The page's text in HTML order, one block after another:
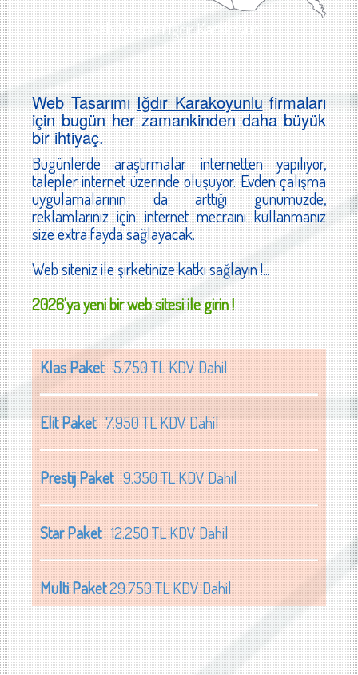
Web Tasarımı Iğdır Karakoyunlu
Web TasarımıIğdır Karakoyunlufirmaları
için bugün her zamankinden daha büyük
bir ihtiyaç.
Bugünlerde araştırmalar internetten yapılıyor,
talepler internet üzerinde oluşuyor. Evden çalışma
uygulamalarının da arttığı günümüzde,
reklamlarınız için internet mecraını kullanmanız
size extra fayda sağlayacak.
Web siteniz ile şirketinize katkı sağlayın !...
2026'ya yeni bir web sitesi ile girin !
Klas Paket5.750 TL KDV Dahil
Elit Paket7.950 TL KDV Dahil
Prestij Paket9.350 TL KDV Dahil
Star Paket12.250 TL KDV Dahil
Multi Paket29.750 TL KDV Dahil